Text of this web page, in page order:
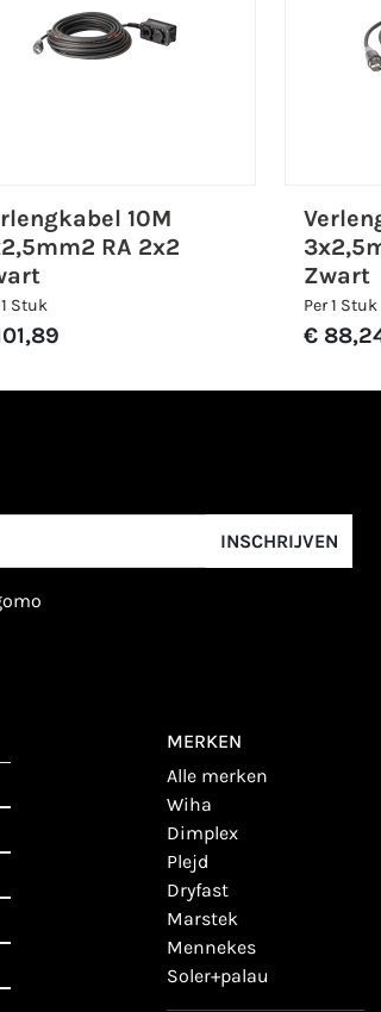
10M
RA 2x2
Stuk
Zwart
Per 1 Stuk
€
INSCHRIJVEN
MERKEN
alle merken
wiha
dimplex
plejd
dryfast
marstek
mennekes
soler+palau